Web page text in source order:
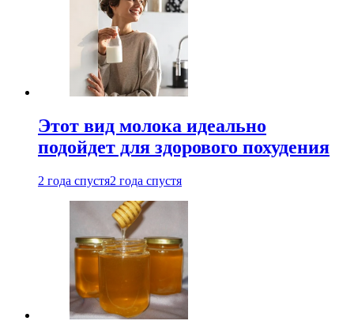
Этот вид молока идеально
подойдет для здорового похудения
2 года спустя2 года спустя